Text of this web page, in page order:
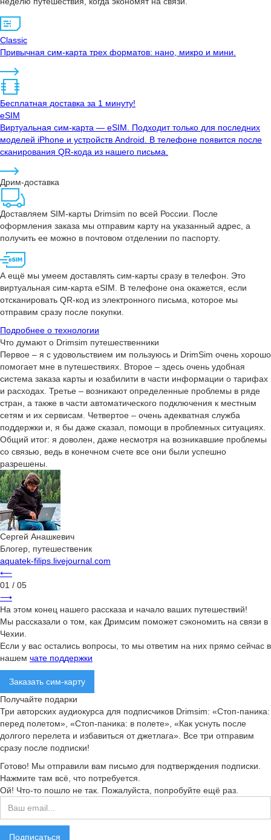
Classic
Привычная сим-карта трех форматов: нано, микро и мини.
Бесплатная доставка за 1 минуту!
eSIM
Виртуальная сим-карта — eSIM. Подходит только для последних
моделей iPhone и устройств Android. В телефоне появится после
сканирования QR-кода из нашего письма.
Дрим-доставка
Доставляем SIM-карты Drimsim по всей России. После
оформления заказа мы отправим карту на указанный адрес, а
получить ее можно в почтовом отделении по паспорту.
А ещё мы умеем доставлять сим-карты сразу в телефон. Это
виртуальная сим-карта eSIM. В телефоне она окажется, если
отсканировать QR-код из электронного письма, которое мы
отправим сразу после покупки.
Подробнее о технологии
Что думают о Drimsim путешественники
Первое – я с удовольствием им пользуюсь и DrimSim очень хорошо
помогает мне в путешествиях. Второе – здесь очень удобная
система заказа карты и юзабилити в части информации о тарифах
и расходах. Третье – возникают определенные проблемы в ряде
стран, а также в части автоматического подключения к местным
сетям и их сервисам. Четвертое – очень адекватная служба
поддержки и, я бы даже сказал, помощи в проблемных ситуациях.
Общий итог: я доволен, даже несмотря на возникавшие проблемы
со связью, ведь в конечном счете все они были успешно
разрешены.
Сергей Анашкевич
Блогер, путешественик
aquatek-filips.livejournal.com
⟵
01 / 05
⟶
На этом конец нашего рассказа и начало ваших путешествий!
Мы рассказали о том, как Дримсим поможет сэкономить на связи в
Чехии.
Если у вас остались вопросы, то мы ответим на них прямо сейчас в
нашем чате поддержки
Заказать сим-карту
Получайте подарки
Три авторских аудиокурса для подписчиков Drimsim: «Стоп-паника:
перед полетом», «Стоп-паника: в полете», «Как уснуть после
долгого перелета и избавиться от джетлага». Все три отправим
сразу после подписки!
Готово! Мы отправили вам письмо для подтверждения подписки.
Нажмите там всё, что потребуется.
Ой! Что-то пошло не так. Пожалуйста, попробуйте ещё раз.